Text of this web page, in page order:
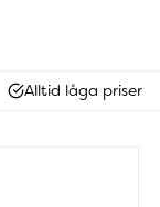
Alltid låga priser